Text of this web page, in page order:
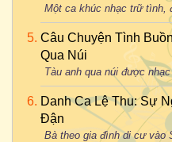
Một ca khúc nhạc trữ tình,
Câu Chuyện Tình
Qua Núi
Tàu anh qua núi được
Danh Ca Lệ Thu: Sự
Đận
Bà theo gia đình di cư vào